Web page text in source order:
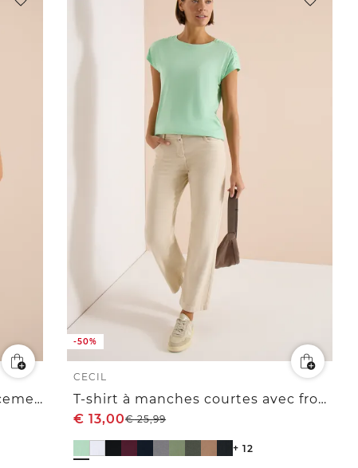
T-shirt col bateau avec empiècement en mesh
-50%
CECIL
T-shirt à manches courtes avec fronces
€ 13,00€25,99
+ 12